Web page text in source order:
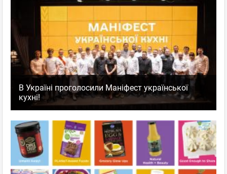
В Україні проголосили Маніфест української
кухні!